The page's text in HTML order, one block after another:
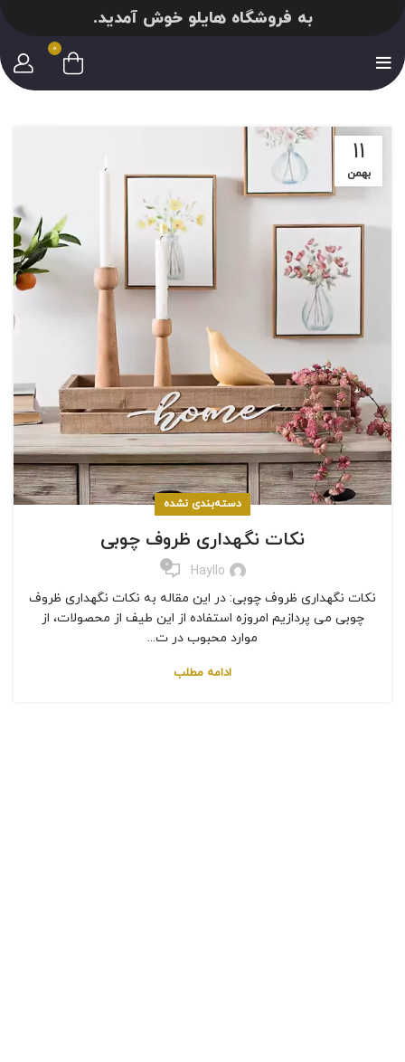
به فروشگاه هایلو خوش آمدید.
0
11
بهمن
دسته‌بندی نشده
نکات نگهداری ظروف چوبی
Hayllo
0
نکات نگهداری ظروف چوبی: در این مقاله به نکات نگهداری ظروف
چوبی می پردازیم امروزه استفاده از این طیف از محصولات، از
موارد محبوب در ت...
ادامه مطلب